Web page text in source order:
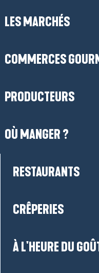
LES MARCHÉS
COMMERCES
PRODUCTEURS
OÙ MANGER ?
RESTAURANTS
CRÊPERIES
À L'HEURE DU
!
newsletter
Guérande
?
?